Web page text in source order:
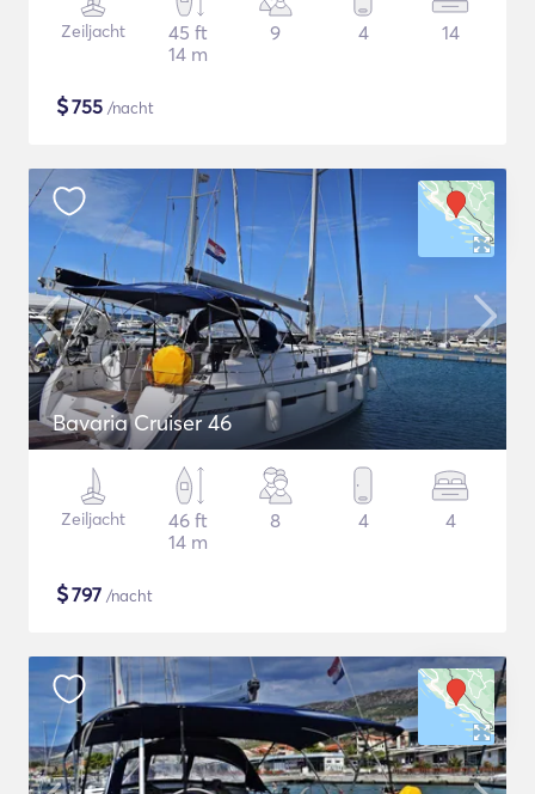
Zeiljacht
45 ft
14 m
9 4 14
$755 /nacht
Bavaria Cruiser 46
Zeiljacht
46 ft
14 m
8 4 4
$797 /nacht